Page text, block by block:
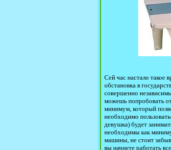
Сей час настало такое
обстановка в
совершенно
можешь попробовать
минимум, который
необходимо
девушка) будет
необходимы как
машины, не стоит
вы начнете работать